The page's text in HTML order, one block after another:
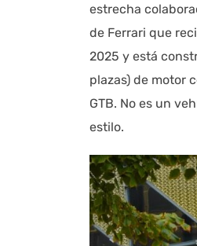
estrecha
de Ferrari que
2025 y está
plazas) de motor
GTB. No es un
estilo.